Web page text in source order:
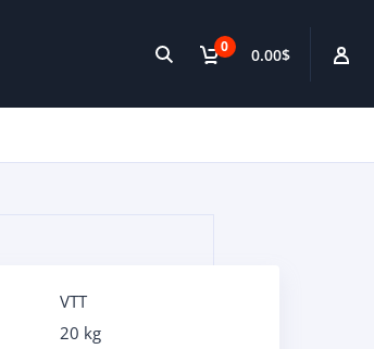
0 0.00$
VTT
20 kg